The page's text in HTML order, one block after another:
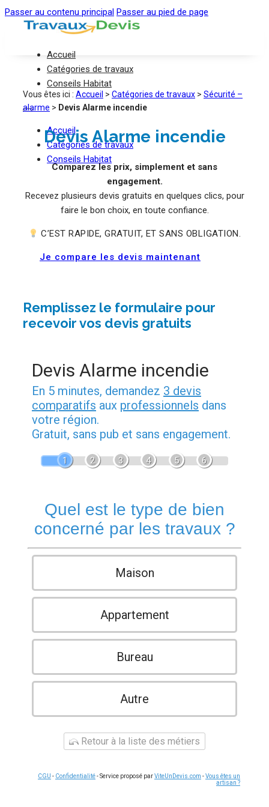
Passer au contenu principal Passer au pied de page
Accueil
Catégories de travaux
Conseils Habitat
Accueil
Catégories de travaux
Conseils Habitat
Vous êtes ici : Accueil > Catégories de travaux > Sécurité –
alarme > Devis Alarme incendie
Devis Alarme incendie
Comparez les prix, simplement et sans
engagement.
Recevez plusieurs devis gratuits en quelques clics, pour
faire le bon choix, en toute confiance.
C’EST RAPIDE, GRATUIT, ET SANS OBLIGATION.
Je compare les devis maintenant
Remplissez le formulaire pour
recevoir vos devis gratuits
Devis Alarme incendie
En 5 minutes, demandez 3 devis
comparatifs aux professionnels dans
votre région.
Gratuit, sans pub et sans engagement.
1 2 3 4 5 6
Quel est le type de bien
concerné par les travaux ?
Maison
Appartement
Bureau
Autre
Retour à la liste des métiers
CGU - Confidentialité- Service proposé parViteUnDevis.com -Vous êtes un
artisan ?